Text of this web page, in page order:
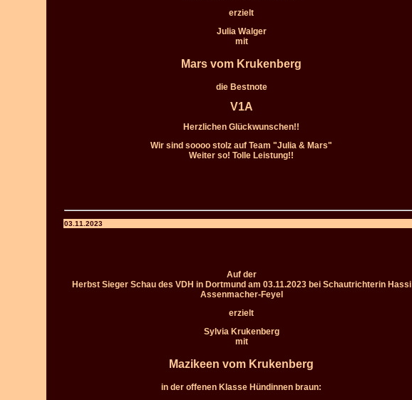
erzielt
Julia Walger
mit
Mars vom Krukenberg
die Bestnote
V1A
Herzlichen Glückwunschen!!
Wir sind soooo stolz auf Team "Julia & Mars"
Weiter so! Tolle Leistung!!
03.11.2023
Auf der
Herbst Sieger Schau des VDH in Dortmund am 03.11.2023 bei Schautrichterin Hassi
Assenmacher-Feyel
erzielt
Sylvia Krukenberg
mit
Mazikeen vom Krukenberg
in der offenen Klasse Hündinnen braun: